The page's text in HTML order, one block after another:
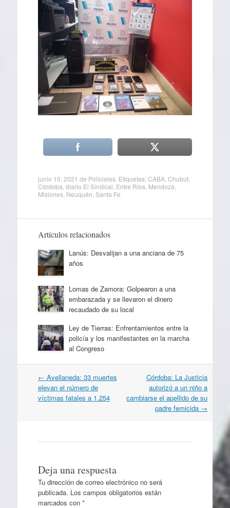
junio 10, 2021 de Policiales. Etiquetas:CABA, Chubut,
Córdoba diario El Sindical Entre Ríos, Mendoza
Misiones, Neuquén Santa Fe
Artículos relacionados
Lanús: Desvalijan a una anciana de 75
años
Lomas de Zamora: Golpearon a una
embarazada y se llevaron el dinero
recaudado de su local
Ley de Tierras: Enfrentamientos entre la
policía y los manifestantes en la marcha
al Congreso
Navegación
por
artículos
← Avellaneda: 33 muertes
elevan el número de
víctimas fatales a 1.254
Córdoba: La Justicia
autorizó a un niño a
cambiarse el apellido de su
padre femicida →
Deja una respuesta
Tu dirección de correo electrónico no será
publicada. Los campos obligatorios están
marcados con *